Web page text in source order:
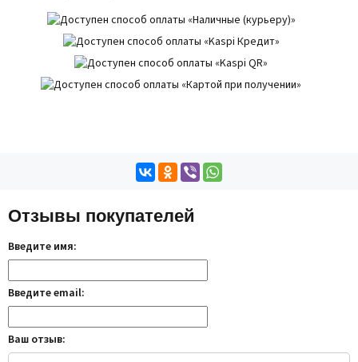
Отзывы покупателей
Введите имя:
Введите email:
Ваш отзыв: